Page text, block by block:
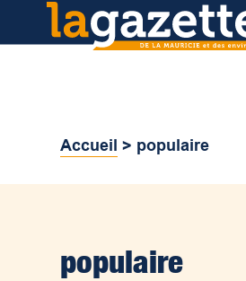
Accueil > populaire
populaire